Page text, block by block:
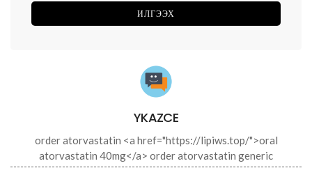
YKAZCE
order atorvastatin <a href="https://lipiws.top/">oral
atorvastatin 40mg</a> order atorvastatin generic